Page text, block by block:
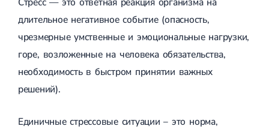
КТГ (кардиотокография) при беременности
Воспалительные заболевания
Аднексит
Сальпингоофорит
Бартолинит
Эндометрит
Зуд вульвы
МРТ забрюшинного пространства
МРТ сердца
МРТ малого таза у мужчин
МРТ мошонки и яичек у мужчин
МРТ прямой кишки
МРТ органов малого таза у женщин
МРТ дефекография
Повреждение вращательной манжеты плеча
Адгезивный капсулит
Сшивание мениска
Остеосинтез
Остеосинтез ключицы
Остеосинтез плечевой кости
Остеосинтез при переломах бедренной кости
длительное негативное событие (опасность,
чрезмерные умственные и эмоциональные нагрузки,
горе, возложенные на человека обязательства,
необходимость в быстром принятии важных
решений).
Единичные стрессовые ситуации – это норма,